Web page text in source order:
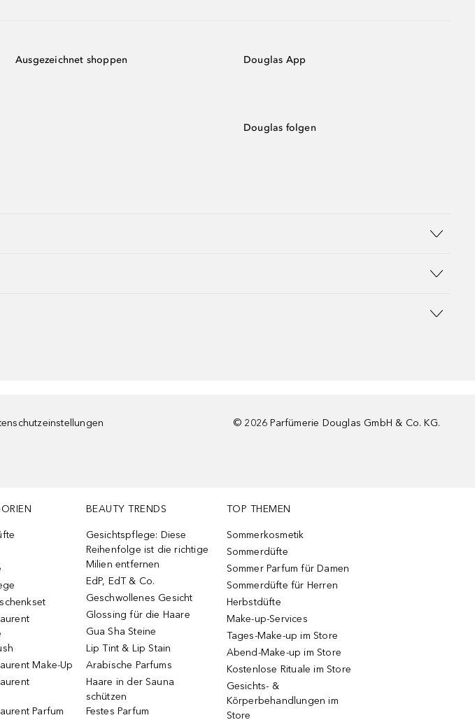
Ausgezeichnet shoppen Douglas App
Douglas folgen
© 2026 Parfümerie Douglas GmbH & Co. KG.
Make-Up
Parfum
BEAUTY TRENDS
Gesichtspflege: Diese
Reihenfolge ist die richtige
Milien entfernen
EdP, EdT & Co.
Geschwollenes Gesicht
Glossing für die Haare
Gua Sha Steine
Lip Tint & Lip Stain
Arabische Parfums
Haare in der Sauna
schützen
Festes Parfum
TOP THEMEN
Sommerkosmetik
Sommerdüfte
Sommer Parfum für Damen
Sommerdüfte für Herren
Herbstdüfte
Make-up-Services
Tages-Make-up im Store
Abend-Make-up im Store
Kostenlose Rituale im Store
Gesichts- &
Körperbehandlungen im
Store